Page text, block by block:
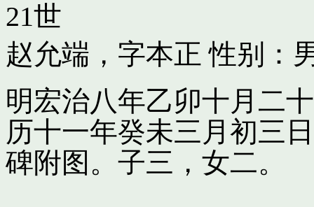
21世
赵允端，字本正 性别：
明宏治八年乙卯十月二
历十一年癸未三月初三
碑附图。子三，女二。